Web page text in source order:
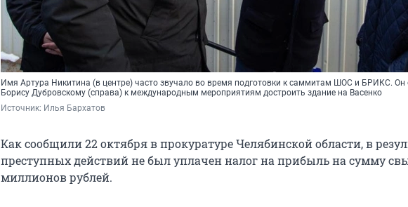
Имя Артура Никитина (в центре) часто звучало во время подготовки к саммитам ШОС и БРИКС.
Борису Дубровскому (справа) к международным мероприятиям достроить здание на Васенко
Источник: Илья Бархатов
Как сообщили 22 октября в прокуратуре Челябинской области, в
преступных действий не был уплачен налог на прибыль на сумму
миллионов рублей.